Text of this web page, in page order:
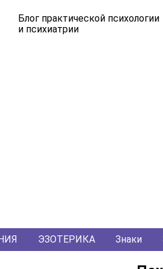
Блог практической психологии
и психиатрии
ЭЗОТЕРИКА Знаки